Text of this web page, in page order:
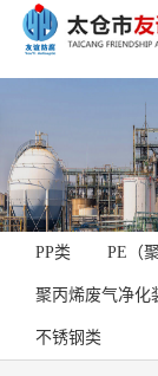
PP类 PE（
聚丙烯废气净化
不锈钢类